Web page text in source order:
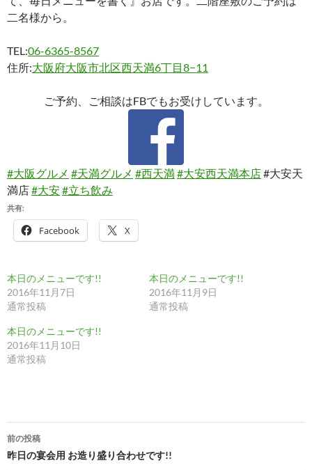
二名様から。
TEL:06-6365-8567
住所:大阪府大阪市北区西天満6丁目8−11
ご予約、ご相談はFBでもお受けしています。
#大阪グルメ #天満グルメ #西天満#大安西天満本店#大安天
満店#大安#立ち飲み
共有:
Facebook X
本日のメニューです!!
2016年11月7日
通常投稿
本日のメニューです!!
2016年11月9日
通常投稿
本日のメニューです!!
2016年11月10日
通常投稿
投
稿
前の投稿
昨日の宴会用 お造り盛り合わせです!!